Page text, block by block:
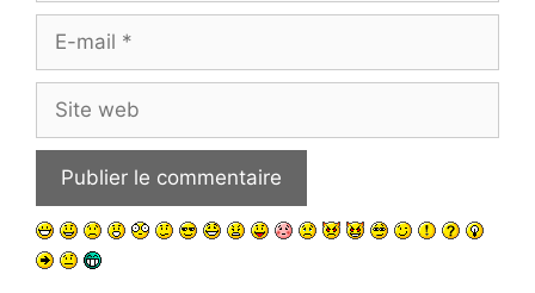
mail
web